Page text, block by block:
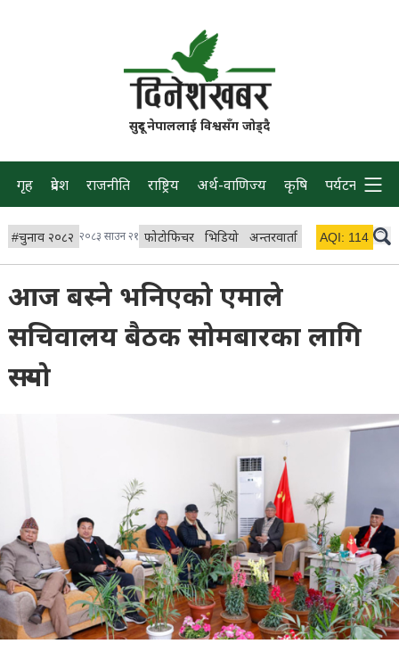
सुदूर नेपाललाई विश्वसँग जोड्दै
गृह प्रदेश राजनीति राष्ट्रिय अर्थ-वाणिज्य कृषि पर्यटन प्रवास
#चुनाव २०८२ २०८३ साउन २१ फोटोफिचर भिडियो अन्तरवार्ता विचार/ब्लग
AQI: 114
आज बस्ने भनिएको एमाले
सचिवालय बैठक सोमबारका लागि
सर्‍यो